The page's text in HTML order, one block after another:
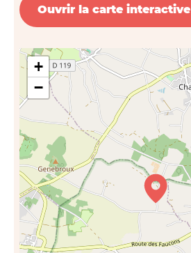
Ouvrir la carte interactive
+
−